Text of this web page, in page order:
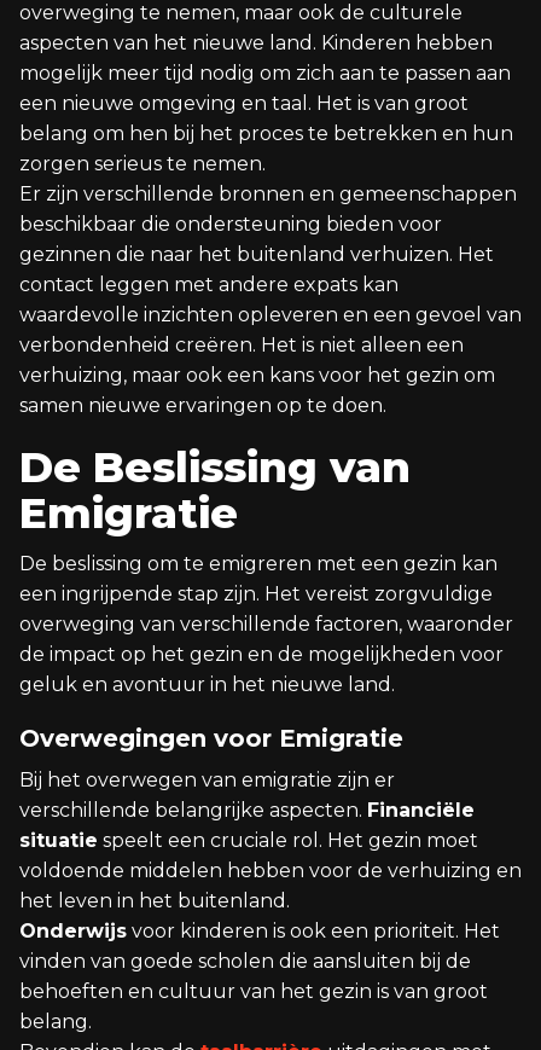
overweging te nemen, maar ook de culturele
aspecten van het nieuwe land. Kinderen hebben
mogelijk meer tijd nodig om zich aan te passen aan
een nieuwe omgeving en taal. Het is van groot
belang om hen bij het proces te betrekken en hun
zorgen serieus te nemen.
Er zijn verschillende bronnen en gemeenschappen
beschikbaar die ondersteuning bieden voor
gezinnen die naar het buitenland verhuizen. Het
contact leggen met andere expats kan
waardevolle inzichten opleveren en een gevoel van
verbondenheid creëren. Het is niet alleen een
verhuizing, maar ook een kans voor het gezin om
samen nieuwe ervaringen op te doen.
De Beslissing van
Emigratie
De beslissing om te emigreren met een gezin kan
een ingrijpende stap zijn. Het vereist zorgvuldige
overweging van verschillende factoren, waaronder
de impact op het gezin en de mogelijkheden voor
geluk en avontuur in het nieuwe land.
Overwegingen voor Emigratie
Bij het overwegen van emigratie zijn er
verschillende belangrijke aspecten. Financiële
situatie speelt een cruciale rol. Het gezin moet
voldoende middelen hebben voor de verhuizing en
het leven in het buitenland.
Onderwijs voor kinderen is ook een prioriteit. Het
vinden van goede scholen die aansluiten bij de
behoeften en cultuur van het gezin is van groot
belang.